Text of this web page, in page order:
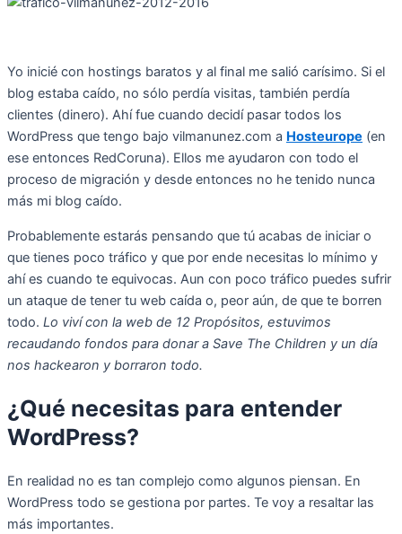
Yo inicié con hostings baratos y al final me salió carísimo. Si el
blog estaba caído, no sólo perdía visitas, también perdía
clientes (dinero). Ahí fue cuando decidí pasar todos los
WordPress que tengo bajo vilmanunez.com a Hosteurope (en
ese entonces RedCoruna). Ellos me ayudaron con todo el
proceso de migración y desde entonces no he tenido nunca
más mi blog caído.
Probablemente estarás pensando que tú acabas de iniciar o
que tienes poco tráfico y que por ende necesitas lo mínimo y
ahí es cuando te equivocas. Aun con poco tráfico puedes sufrir
un ataque de tener tu web caída o, peor aún, de que te borren
todo. Lo viví con la web de 12 Propósitos, estuvimos
recaudando fondos para donar a Save The Children y un día
nos hackearon y borraron todo.
¿Qué necesitas para entender
WordPress?
En realidad no es tan complejo como algunos piensan. En
WordPress todo se gestiona por partes. Te voy a resaltar las
más importantes.